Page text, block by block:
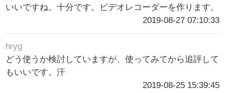
いいですね。十分です。ビデオレコーダーを作ります。
2019-08-27 07:10:33
hryg
どう使うか検討していますが、使ってみてから追評して
もいいです。汗
2019-08-25 15:39:45